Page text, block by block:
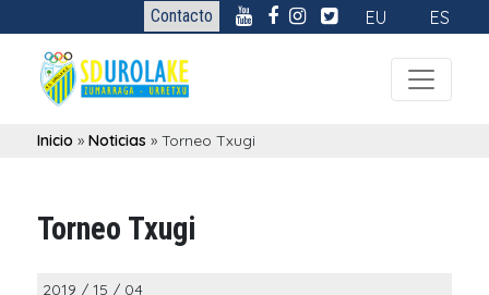
Contacto EU ES
Inicio »Noticias »Torneo Txugi
Torneo Txugi
2019 / 15 / 04